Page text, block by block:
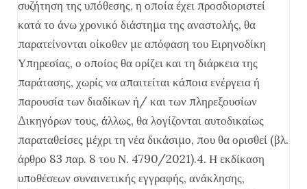
συζήτηση της υπόθεσης, η οποία έχει προσδιοριστεί
κατά το άνω χρονικό διάστημα της αναστολής, θα
παρατείνονται οίκοθεν με απόφαση του Ειρηνοδίκη
Υπηρεσίας, ο οποίος θα ορίζει και τη διάρκεια της
παράτασης, χωρίς να απαιτείται κάποια ενέργεια ή
παρουσία των διαδίκων ή/ και των πληρεξουσίων
Δικηγόρων τους, άλλως, θα λογίζονται αυτοδικαίως
παραταθείσες μέχρι τη νέα δικάσιμο, που θα ορισθεί (βλ.
άρθρο 83 παρ. 8 του Ν. 4790/2021).4. Η εκδίκαση
υποθέσεων συναινετικής εγγραφής, ανάκλησης,